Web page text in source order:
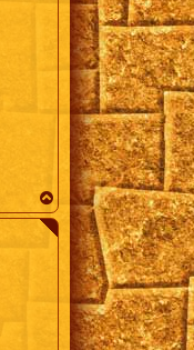
a
u